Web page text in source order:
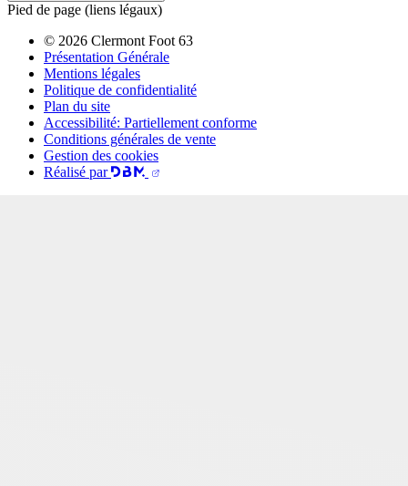
Pied de page (liens légaux)
© 2026 Clermont Foot 63
Présentation Générale
Mentions légales
Politique de confidentialité
Plan du site
Accessibilité: Partiellement conforme
Conditions générales de vente
Gestion des cookies
Réalisé par